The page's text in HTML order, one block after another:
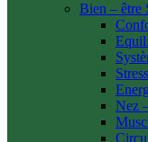
Bien – être
Nez